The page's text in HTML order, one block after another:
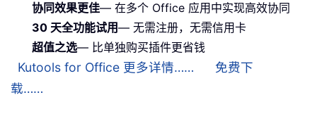
协同效果更佳— 在多个 Office 应用中实现高效协同
30 天全功能试用— 无需注册，无需信用卡
超值之选— 比单独购买插件更省钱
Kutools for Office 更多详情……
免费下
载……